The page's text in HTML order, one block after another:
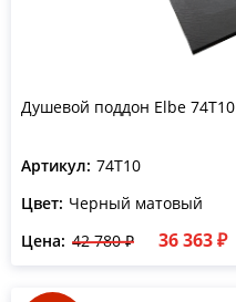
Душевой поддон Elbe 74T10
Артикул: 74T10
Цвет: Черный матовый
Цена: 42 780 ₽ 36 363 ₽